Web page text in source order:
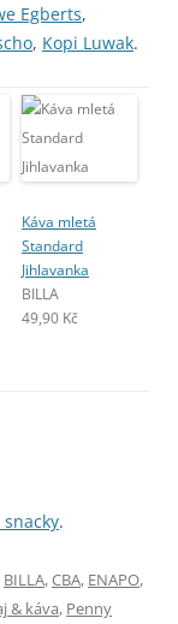
Egberts,
, Kopi Luwak.
Káva mletá
Standard
Jihlavanka
BILLA
49,90 Kč
.
BILLA,CBA, ENAPO,
& káva, Penny